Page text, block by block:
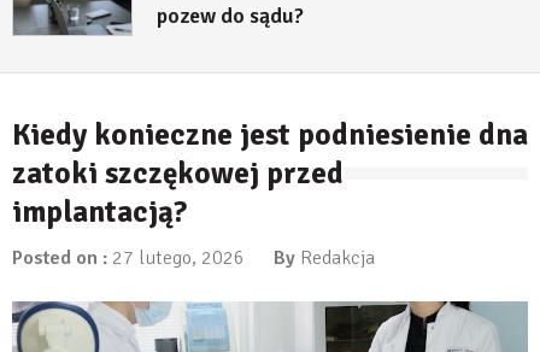
pozew do sądu?
Kiedy konieczne jest podniesienie dna
zatoki szczękowej przed
implantacją?
Posted on : 27 lutego, 2026 By Redakcja